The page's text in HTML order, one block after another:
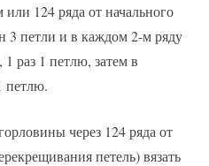
124 ряда от начального
3 петли и в каждом 2-м ряду
1 раз 1 петлю, затем в
петлю.
через 124 ряда от
петель) вязать